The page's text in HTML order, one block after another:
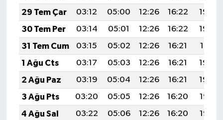
29 Tem Çar
03:12 05:00 12:26 16:22
19:43
30 Tem Per
03:14 05:01 12:26 16:22
19:42
31 Tem Cum
03:15 05:02 12:26 16:21
19:41
1 Ağu Cts
03:17 05:03 12:26 16:21
19:40
2 Ağu Paz
03:19 05:04 12:26 16:21
19:39
3 Ağu Pts
03:20 05:05 12:26 16:20
19:38
4 Ağu Sal
03:22 05:06 12:26 16:20
19:36